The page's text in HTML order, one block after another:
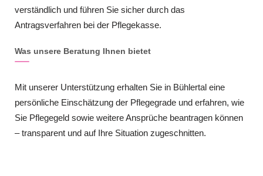
verständlich und führen Sie sicher durch das
Antragsverfahren bei der Pflegekasse.
Was unsere Beratung Ihnen bietet
Mit unserer Unterstützung erhalten Sie in Bühlertal eine
persönliche Einschätzung der Pflegegrade und erfahren, wie
Sie Pflegegeld sowie weitere Ansprüche beantragen können
– transparent und auf Ihre Situation zugeschnitten.